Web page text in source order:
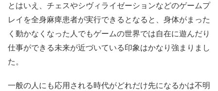
とはいえ、チェスやシヴィライゼーションなどのゲームプ
レイを全身麻痺患者が実行できるとなると、身体がまった
く動かなくなった人でもゲームの世界では自在に遊んだり
仕事ができる未来が近づいている印象はかなり強まりまし
た。
一般の人にも応用される時代がどれだけ先になるかは不明